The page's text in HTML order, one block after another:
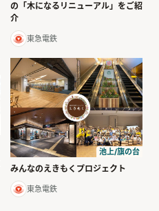
の「木になるリニューアル」をご紹
介
東急電鉄
池上/旗の台
みんなのえきもくプロジェクト
東急電鉄